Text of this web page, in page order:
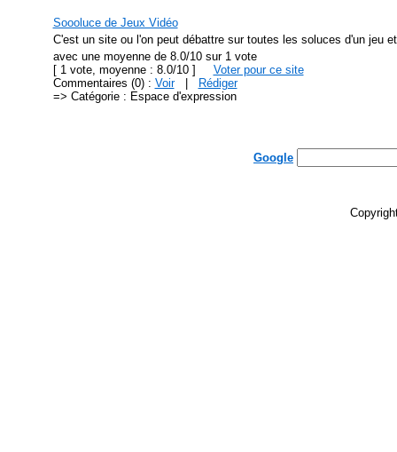
Soooluce de Jeux Vidéo
C'est un site ou l'on peut débattre sur toutes les soluces d'un jeu
avec une moyenne de 8.0/10 sur 1 vote
[ 1 vote, moyenne : 8.0/10 ]
Voter pour ce site
Commentaires (0) : Voir|
Rédiger
=> Catégorie : Espace d'expression
Google